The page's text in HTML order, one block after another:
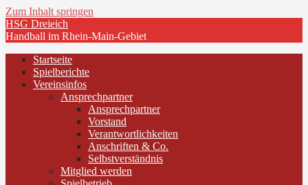
Zum Inhalt springen
HSG Dreieich
Handball im Rhein-Main-Gebiet
Startseite
Spielberichte
Vereinsinfos
Ansprechpartner
Ansprechpartner
Vorstand
Verantwortlichkeiten
Anschriften & Co.
Selbstverständnis
Mitglied werden